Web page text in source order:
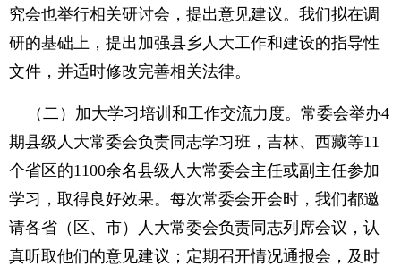
究会也举行相关研讨会，提出意见建议。我们拟在调
研的基础上，提出加强县乡人大工作和建设的指导性
文件，并适时修改完善相关法律。
（二）加大学习培训和工作交流力度。常委会举办4
期县级人大常委会负责同志学习班，吉林、西藏等11
个省区的1100余名县级人大常委会主任或副主任参加
学习，取得良好效果。每次常委会开会时，我们都邀
请各省（区、市）人大常委会负责同志列席会议，认
真听取他们的意见建议；定期召开情况通报会，及时